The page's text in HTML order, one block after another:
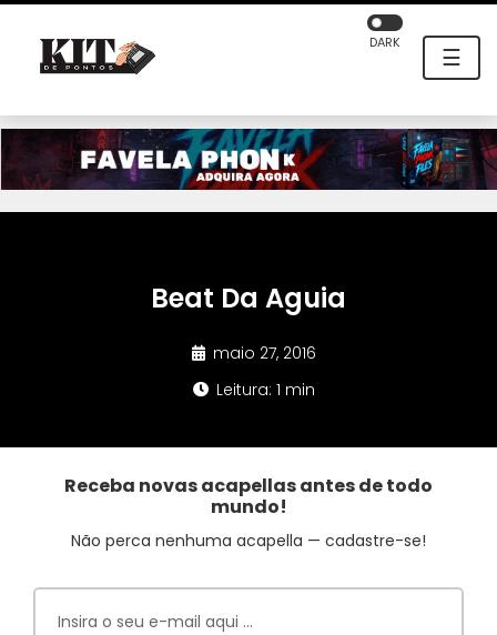
☰
DARK
Beat Da Aguia
maio 27, 2016
Leitura: 1 min
Receba novas acapellas antes de todo
mundo!
Não perca nenhuma acapella — cadastre-se!